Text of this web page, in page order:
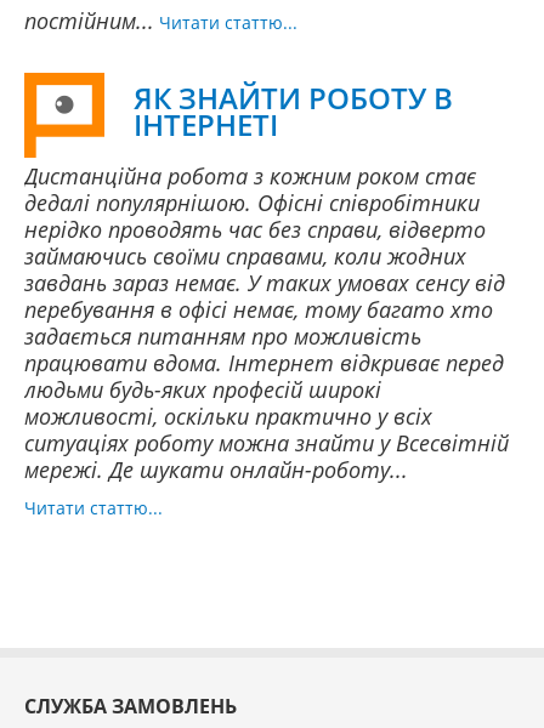
постійним... Читати статтю...
ЯК ЗНАЙТИ РОБОТУ В
ІНТЕРНЕТІ
Дистанційна робота з кожним роком стає
дедалі популярнішою. Офісні співробітники
нерідко проводять час без справи, відверто
займаючись своїми справами, коли жодних
завдань зараз немає. У таких умовах сенсу від
перебування в офісі немає, тому багато хто
задається питанням про можливість
працювати вдома. Інтернет відкриває перед
людьми будь-яких професій широкі
можливості, оскільки практично у всіх
ситуаціях роботу можна знайти у Всесвітній
мережі. Де шукати онлайн-роботу...
Читати статтю...
СЛУЖБА ЗАМОВЛЕНЬ